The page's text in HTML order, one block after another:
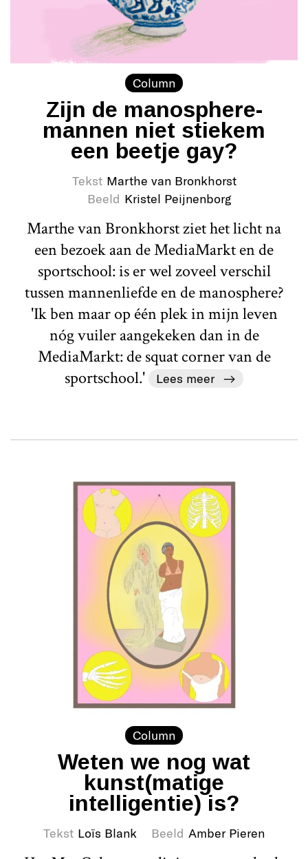
Column
Zijn de manosphere-
mannen niet stiekem
een beetje gay?
Tekst Marthe van Bronkhorst
Beeld Kristel Peijnenborg
Marthe van Bronkhorst ziet het licht na
een bezoek aan de MediaMarkt en de
sportschool: is er wel zoveel verschil
tussen mannenliefde en de manosphere?
'Ik ben maar op één plek in mijn leven
nóg vuiler aangekeken dan in de
MediaMarkt: de squat corner van de
sportschool.'
Lees meer
Column
Weten we nog wat
kunst(matige
intelligentie) is?
Tekst Loïs Blank Beeld Amber Pieren